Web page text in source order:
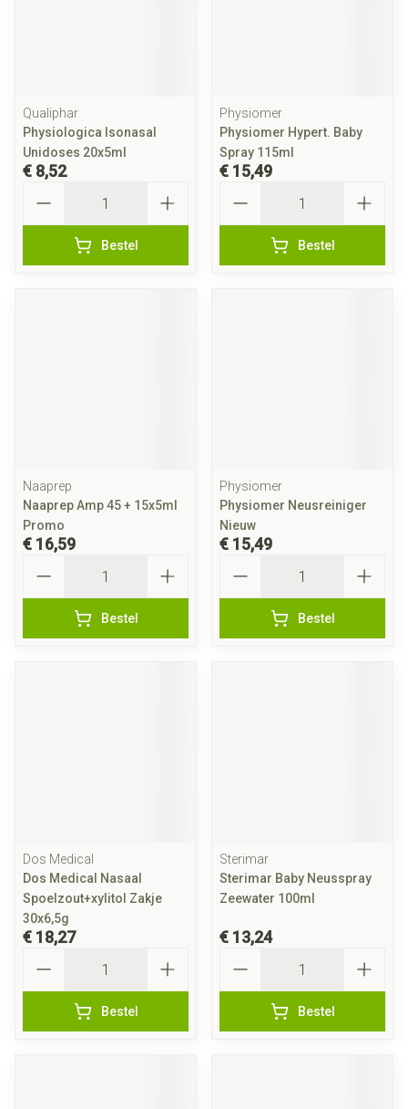
Qualiphar
Physiologica Isonasal
Unidoses 20x5ml
€ 8,52
Bestel
Physiomer
Physiomer Hypert. Baby
Spray 115ml
€ 15,49
Bestel
Naaprep
Naaprep Amp 45 + 15x5ml
Promo
€ 16,59
Bestel
Physiomer
Physiomer Neusreiniger
Nieuw
€ 15,49
Bestel
Dos Medical
Dos Medical Nasaal
Spoelzout+xylitol Zakje
30x6,5g
€ 18,27
Bestel
Sterimar
Sterimar Baby Neusspray
Zeewater 100ml
€ 13,24
Bestel